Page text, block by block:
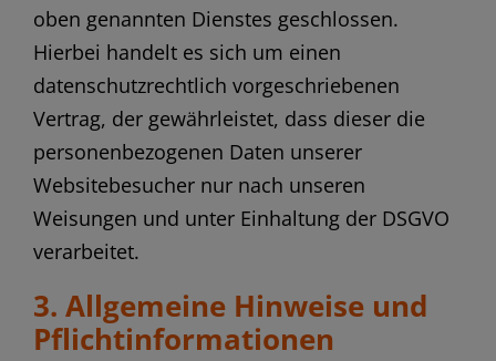
oben genannten Dienstes geschlossen.
Hierbei handelt es sich um einen
datenschutzrechtlich vorgeschriebenen
Vertrag, der gewährleistet, dass dieser die
personenbezogenen Daten unserer
Websitebesucher nur nach unseren
Weisungen und unter Einhaltung der DSGVO
verarbeitet.
3. Allgemeine Hinweise und
Pflicht­informationen